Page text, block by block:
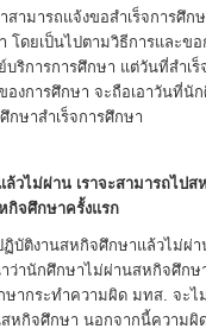
สามารถแจ้งขอสำเร็จการศึ
โดยเป็นไปตามวิธีการและข
บริการการศึกษา แต่วันที่สำเ
องการศึกษา จะถือเอาวันที่นั
กษาสำเร็จการศึกษา
ล้วไม่ผ่าน เราจะสามารถไป
กิจศึกษาครั้งแรก
ฏิบัติงานสหกิจศึกษาแล้วไม่ผ่
ว่านักศึกษาไม่ผ่านสหกิจศึกษ
ษากระทำความผิด มทส. จะไ
หกิจศึกษา นอกจากนี้ความผิ